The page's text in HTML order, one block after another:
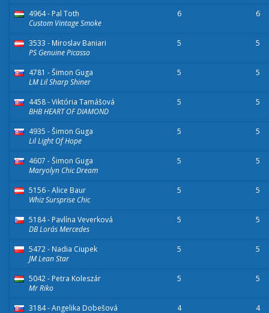
4964 - Pal Toth
Custom Vintage Smoke
6 6
3533 - Miroslav Baniari
PS Genuine Picasso
5 5
4781 - Šimon Guga
LM Lil Sharp Shiner
5 5
4458 - Viktória Tamášová
BHB HEART OF DIAMOND
5 5
4935 - Šimon Guga
Lil Light Of Hope
5 5
4607 - Šimon Guga
Maryolyn Chic Dream
5 5
5156 - Alice Baur
Whiz Sursprise Chic
5 5
5184 - Pavlína Veverková
DB Lora´s Mercedes
5 5
5472 - Nadia Ciupek
JM Lean Star
5 5
5042 - Petra Koleszár
Mr Riko
5 5
3184 - Angelika Dobešová
4 4